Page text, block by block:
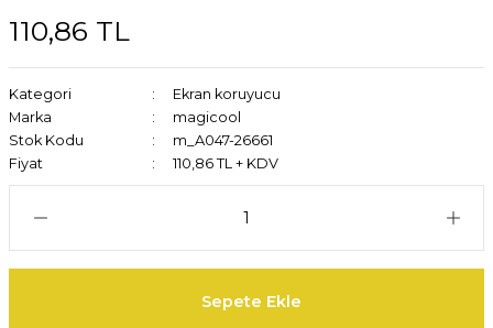
110,86 TL
Kategori
Ekran koruyucu
Marka
magicool
Stok Kodu
m_A047-26661
Fiyat
110,86 TL + KDV
Sepete Ekle